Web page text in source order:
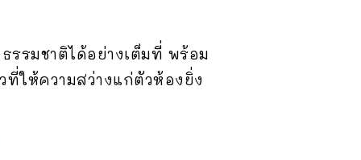
รมชาติได้อย่างเต็มที่ พร้อม
ให้ความสว่างแก่ตัวห้องยิ่ง